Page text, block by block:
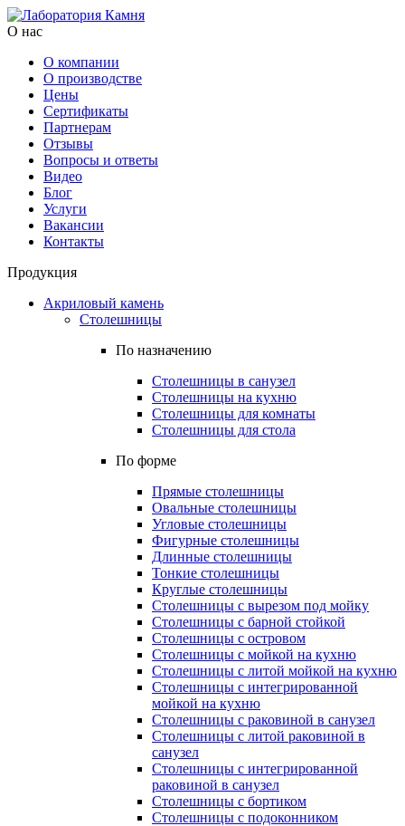
О нас
О компании
О производстве
Цены
Cертификаты
Партнерам
Отзывы
Вопросы и ответы
Видео
Блог
Услуги
Вакансии
Контакты
Продукция
Акриловый камень
Столешницы
По назначению
Столешницы в санузел
Столешницы на кухню
Столешницы для комнаты
Столешницы для стола
По форме
Прямые столешницы
Овальные столешницы
Угловые столешницы
Фигурные столешницы
Длинные столешницы
Тонкие столешницы
Круглые столешницы
Столешницы с вырезом под мойку
Столешницы с барной стойкой
Столешницы с островом
Столешницы с мойкой на кухню
Столешницы с литой мойкой на кухню
Столешницы с интегрированной
мойкой на кухню
Столешницы с раковиной в санузел
Столешницы с литой раковиной в
санузел
Столешницы с интегрированной
раковиной в санузел
Столешницы с бортиком
Столешницы с подоконником